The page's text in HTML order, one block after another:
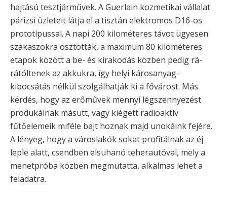
hajtású tesztjárművek. A Guerlain kozmetikai vállalat
párizsi üzleteit látja el a tisztán elektromos D16-os
prototípussal. A napi 200 kilométeres távot ügyesen
szakaszokra osztották, a maximum 80 kilométeres
etapok között a be- és kirakodás közben pedig rá-
rátöltenek az akkukra, így helyi károsanyag-
kibocsátás nélkül szolgálhatják ki a fővárost. Más
kérdés, hogy az erőművek mennyi légszennyezést
produkálnak másutt, vagy kiégett radioaktív
fűtőelemeik miféle bajt hoznak majd unokáink fejére.
A lényeg, hogy a városlakók sokat profitálnak az éj
leple alatt, csendben elsuhanó teherautóval, mely a
menetpróba közben megmutatta, alkalmas lehet a
feladatra.